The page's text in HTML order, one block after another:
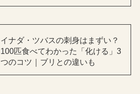
イナダ・ツバスの刺身はまずい？
100匹食べてわかった「化ける」3
つのコツ｜ブリとの違いも